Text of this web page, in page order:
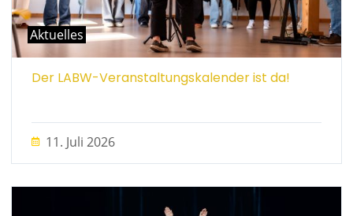
Aktuelles
Der LABW-Veranstaltungskalender ist da!
11. Juli 2026